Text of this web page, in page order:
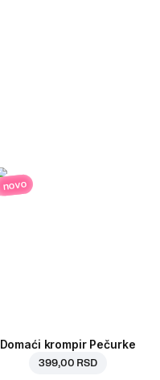
novo
Domaći krompir Pečurke
399,00 RSD